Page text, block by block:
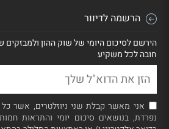
הרשמה לדיוור
הירשם לסיכום היומי של שוק ההון ולמבזקים
חובה לכל משקיע
אני מאשר קבלת שני ניוזלטרים, אשר
נפרדת, בנושאים סיכום יומי והתראות